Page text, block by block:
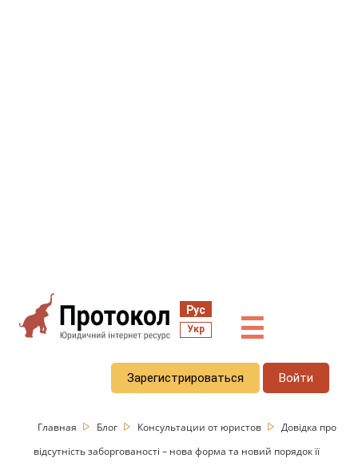
Рус
Укр ☰
Зарегистрироваться Войти
Главная Блог Консультации от юристов
Довідка про
відсутність заборгованості – нова форма та новий порядок її